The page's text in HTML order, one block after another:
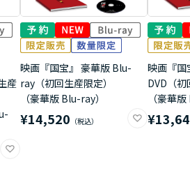
産
映画『国宝』 豪華版 Blu-
ray（初回生産限定）
（豪華版 Blu-ray）
¥14,520
映画『国
DVD（
（豪華